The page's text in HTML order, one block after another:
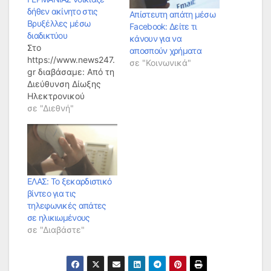
δήθεν ακίνητο στις
Βρυξέλλες μέσω
διαδικτύου
Στο
https://www.news247.
gr διαβάσαμε: Από τη
Διεύθυνση Δίωξης
Ηλεκτρονικού
Εγκλήματος του
Ελληνικής
Αστυνομίας,
διερευνήθηκε και
εξιχνιάστηκε
υπόθεση απάτης και
παραβάσεων της
νομοθεσίας για τα
προσωπικά
δεδομένα, πράξεις
μέσω διαδικτύου. Για
την υπόθεση
σε "Διεθνή"
Απίστευτη απάτη μέσω
Facebook: Δείτε τι
κάνουν για να
αποσπούν χρήματα
σε "Κοινωνικά"
ΕΛΑΣ: Το ξεκαρδιστικό
βίντεο για τις
τηλεφωνικές απάτες
σε ηλικιωμένους
σε "Διαβάστε"